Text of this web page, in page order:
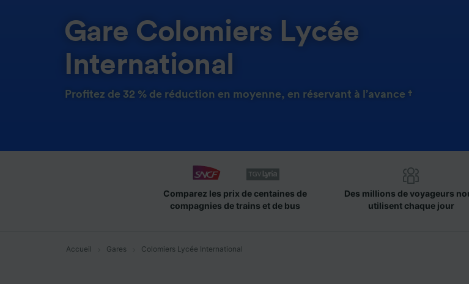
Gare Colomiers Lycée
International
Profitez de 32 % de réduction en moyenne, en réservant à l’avance †
Comparez les prix de centaines de
compagnies de trains et de bus
Des millions de voyageurs
utilisent chaque jour
Accueil Gares Colomiers Lycée International